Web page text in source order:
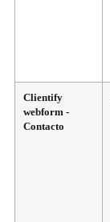
Clientify
webform -
Contacto